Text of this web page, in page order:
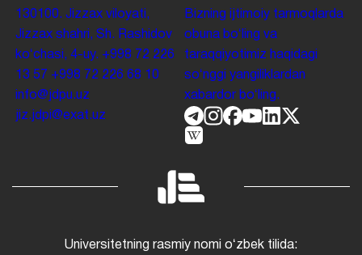
130100. Jizzax viloyati,
Jizzax shahri, Sh. Rashidov
koʻchasi, 4-uy. +998 72 226
13 57 +998 72 226 68 10
info@jdpu.uz
jiz.jdpi@exat.uz
Bizning ijtimoiy tarmoqlarda
obuna boʻling va
taraqqiyotimiz haqidagi
soʻnggi yangiliklardan
xabardor boʻling.
Universitetning rasmiy nomi oʻzbek tilida: